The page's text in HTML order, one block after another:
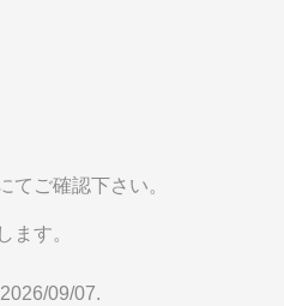
てご確認下さい。
ます。
09/07.